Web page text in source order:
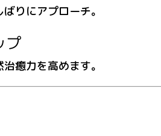
りにアプローチ。
プ
癒力を高めます。